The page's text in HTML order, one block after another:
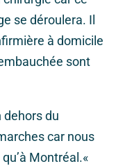
se déroulera. Il
à domicile
sont
dehors du
car nous
qu’à Montréal.«